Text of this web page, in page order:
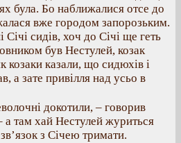
була. Бо наближалися отсе до
вже городом запорозьким.
Січі сидів, хоч до Січі ще геть
був Нестулей, козак
козаки казали, що сидюхів і
а зате привілля над усьо в
докотили, – говорив
там хай Нестулей журиться
з Січею тримати.